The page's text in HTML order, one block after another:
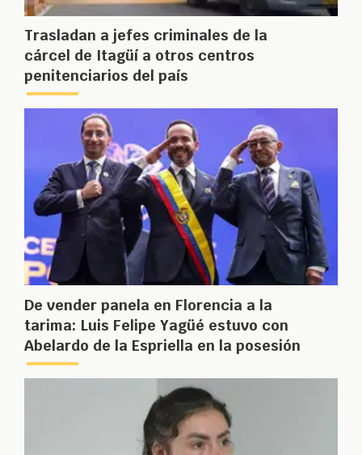
Trasladan a jefes criminales de la
cárcel de Itagüí a otros centros
penitenciarios del país
De vender panela en Florencia a la
tarima: Luis Felipe Yagüé estuvo con
Abelardo de la Espriella en la posesión